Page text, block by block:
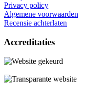
Privacy policy
Algemene voorwaarden
Recensie achterlaten
Accreditaties